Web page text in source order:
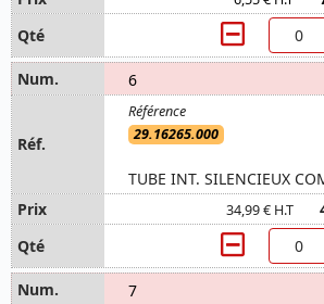
6
29.16265.000
TUBE INT. SILENCIEUX
34,99 € H.T
7